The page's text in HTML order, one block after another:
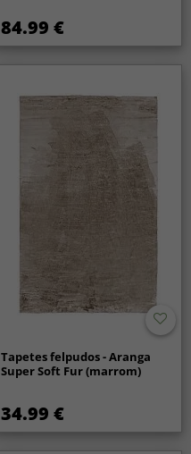
84.99 €
Tapetes felpudos - Aranga
Super Soft Fur (marrom)
34.99 €